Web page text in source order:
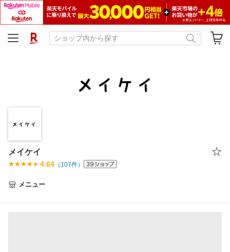
メイケイ
4.64 （ 107件）
メニュー